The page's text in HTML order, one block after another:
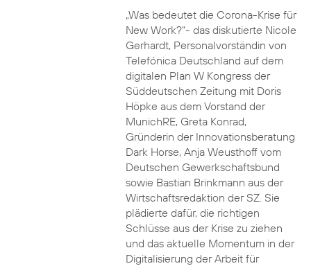
„Was bedeutet die Corona-Krise für
New Work?“- das diskutierte Nicole
Gerhardt, Personalvorständin von
Telefónica Deutschland auf dem
digitalen Plan W Kongress der
Süddeutschen Zeitung mit Doris
Höpke aus dem Vorstand der
MunichRE, Greta Konrad,
Gründerin der Innovationsberatung
Dark Horse, Anja Weusthoff vom
Deutschen Gewerkschaftsbund
sowie Bastian Brinkmann aus der
Wirtschaftsredaktion der SZ. Sie
plädierte dafür, die richtigen
Schlüsse aus der Krise zu ziehen
und das aktuelle Momentum in der
Digitalisierung der Arbeit für